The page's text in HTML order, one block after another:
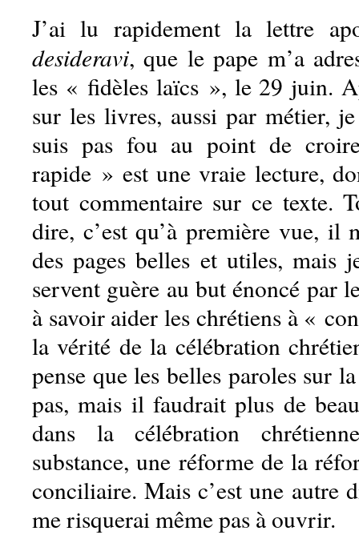
J’ai lu rapidement la lettre
desideravi, que le pape m’a
les « fidèles laïcs », le 29 juin.
sur les livres, aussi par métier,
suis pas fou au point de
rapide » est une vraie lecture,
tout commentaire sur ce texte.
dire, c’est qu’à première vue, il
des pages belles et utiles, mais
servent guère au but énoncé par
à savoir aider les chrétiens à «
la vérité de la célébration
pense que les belles paroles sur
pas, mais il faudrait plus de
dans la célébration
substance, une réforme de la
conciliaire. Mais c’est une autre
me risquerai même pas à ouvrir.